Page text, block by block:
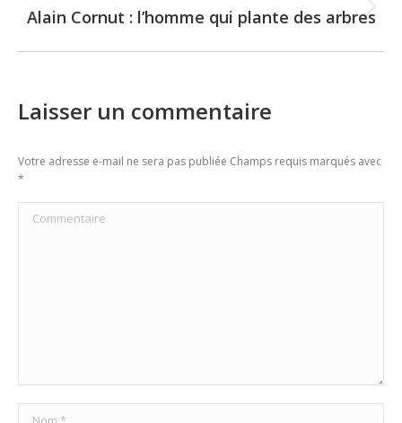
Next
Alain Cornut : l’homme qui plante des arbres
Laisser un commentaire
Votre adresse e-mail ne sera pas publiée Champs requis marqués avec
*
Commentaire
Nom *